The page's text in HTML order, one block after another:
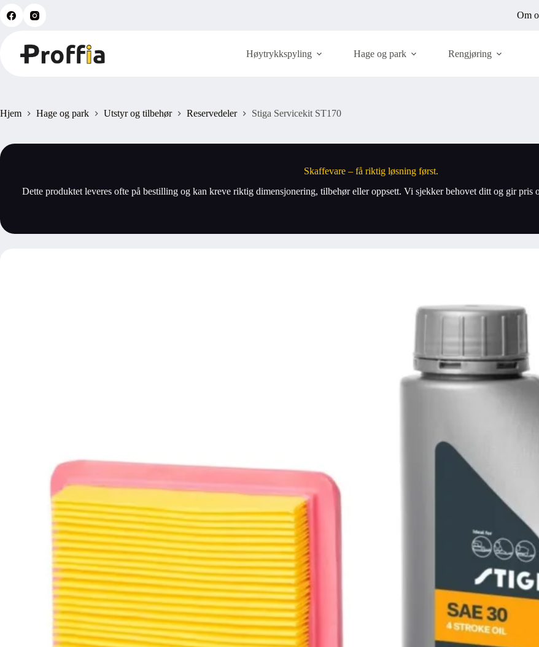
Om
Høytrykkspyling Hage og park Rengjøring
Hjem Hage og park Utstyr og tilbehør Reservedeler Stiga Servicekit ST170
Skaffevare – få riktig løsning først.
Dette produktet leveres ofte på bestilling og kan kreve riktig dimensjonering, tilbehør eller oppsett. Vi sjekker behovet ditt og gir pris